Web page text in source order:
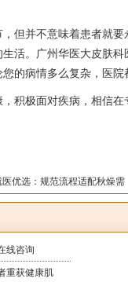
但并不意味着患者就
活。广州华医大皮肤
的病情多么复杂，医
积极面对疾病，相信
优选：规范流程适配秋燥需
线咨询
重获健康肌